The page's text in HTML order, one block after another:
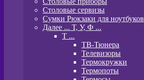
Столовые сервизы
Сумки Рюкзаки для ноутбуков
Далее ... Т, У, Ф ...
T ...
ТВ-Тюнера
Телевизоры
Термокружки
Термопоты